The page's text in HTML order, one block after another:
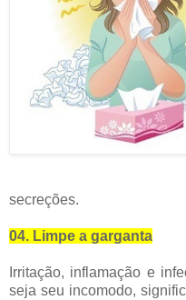
secreções.
04. Limpe a garganta
Irritação, inflamação e
seja seu incomodo,